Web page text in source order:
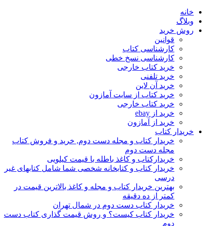
خانه
وبلاگ
روش خرید
قوانین
کارشناسی کتاب
کارشناسی نسخ خطی
خرید کتاب خارجی
خرید تلفنی
خرید آن لاین
خرید کتاب از سایت آمازون
خرید کتاب خارجی
خرید از ebay
خرید از آمازون
خریدار کتاب
خریدار کتاب و مجله دست دوم, خرید و فروش کتاب
مجله دست دوم
خریدارکتاب و کاغذ باطله با قیمت کیلویی
خریدار کتاب و کتابخانه شخصی شما شامل کتابهای غیر
درسی
بهترین خریدار کتاب و مجله و کاغذ بالاترین قیمت در
کمتر از ده دقیقه
خریدار کتاب دست دوم در شمال تهران
خریدار کتاب کیست؟ و روش قیمت گذاری کتاب دست
دوم